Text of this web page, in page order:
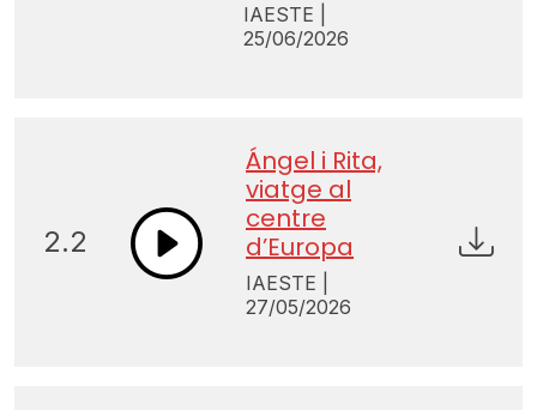
IAESTE |
25/06/2026
2.2
Ángel i Rita,
viatge al
centre
d’Europa
IAESTE |
27/05/2026